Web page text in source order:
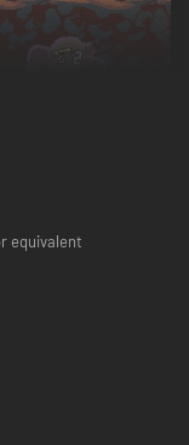
esperar
The Spire y Loop
aplasta hasta que se
equivalent